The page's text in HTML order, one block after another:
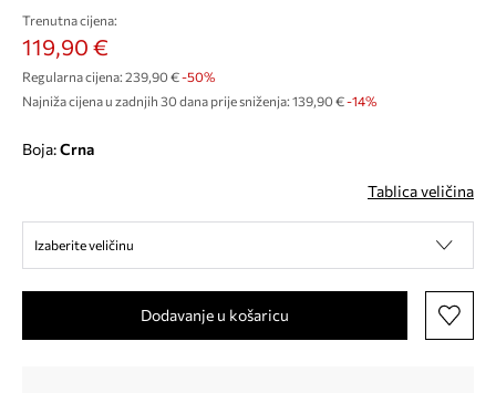
Trenutna cijena:
119,90 €
Regularna cijena: 239,90 €-50%
Najniža cijena u zadnjih 30 dana prije sniženja: 139,90 € -14%
Boja: crna
Tablica veličina
Izaberite veličinu
Dodavanje u košaricu